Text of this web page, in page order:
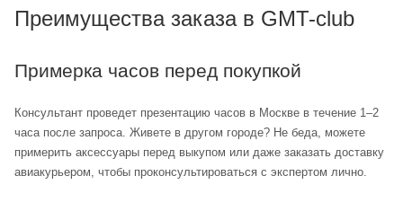
Преимущества заказа в GMT-club
Примерка часов перед покупкой
Консультант проведет презентацию часов в Москве в течение 1–2
часа после запроса. Живете в другом городе? Не беда, можете
примерить аксессуары перед выкупом или даже заказать доставку
авиакурьером, чтобы проконсультироваться с экспертом лично.